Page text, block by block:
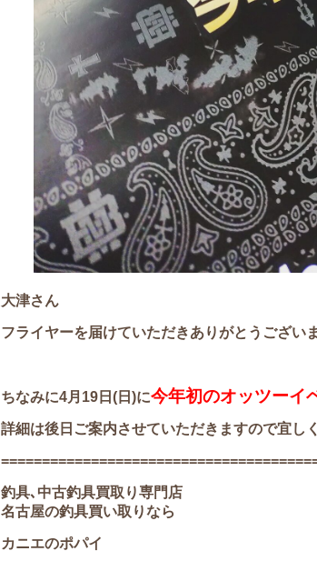
大津さん
フライヤーを届けていただきありがとうござい
ちなみに4月19日(日)に今年初のオッツーイ
詳細は後日ご案内させていただきますので宜し
釣具､中古釣具買取り専門店
名古屋の釣具買い取りなら
カニエのポパイ